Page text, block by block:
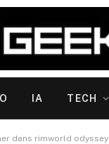
IA TECH
dans rimworld odyssey